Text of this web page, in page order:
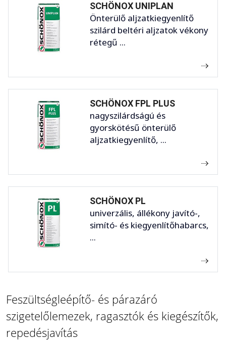
SCHÖNOX UNIPLAN
Önterülő aljzatkiegyenlítő
szilárd beltéri aljzatok vékony
rétegű ...
SCHÖNOX FPL PLUS
nagyszilárdságú és
gyorskötésű önterülő
aljzatkiegyenlítő, ...
SCHÖNOX PL
univerzális, állékony javító-,
simító- és kiegyenlítőhabarcs,
...
Feszültségleépítő- és párazáró
szigetelőlemezek, ragasztók és kiegészítők,
repedésjavítás